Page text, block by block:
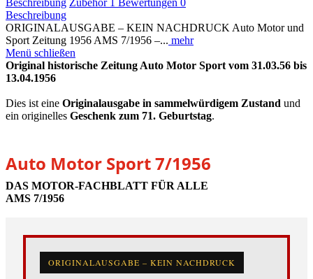
Beschreibung Zubehör Bewertungen 0
Beschreibung
ORIGINALAUSGABE – KEIN NACHDRUCK Auto Motor und
Sport Zeitung 1956 AMS 7/1956 –... mehr
Menü schließen
Original historische Zeitung Auto Motor Sport vom 31.03.56 bis
13.04.1956
Dies ist eine Originalausgabe in sammelwürdigem Zustand und
ein originelles Geschenk zum 71. Geburtstag.
Auto Motor Sport 7/1956
DAS MOTOR-FACHBLATT FÜR ALLE
AMS 7/1956
ORIGINALAUSGABE – KEIN NACHDRUCK